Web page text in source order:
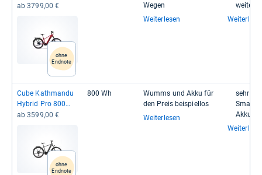
ab 3799,00 €
ohne
Endnote
Wegen
Weiterlesen
wei­ten
Cube Kath­mandu
Hybrid Pro 800
Her­ren (Modell
ab 3599,00 €
ohne
Endnote
800 Wh
Wumms und Akku für
den Preis bei­spiel­los
Weiterlesen
sehr
Smart-​​
Akku